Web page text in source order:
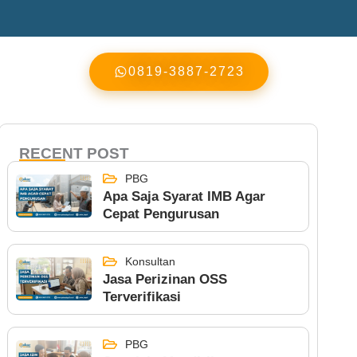
0819-3887-2723
RECENT POST
PBG
Apa Saja Syarat IMB Agar
Cepat Pengurusan
Konsultan
Jasa Perizinan OSS
Terverifikasi
PBG